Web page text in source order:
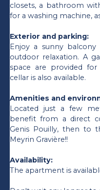
closets, a bathroom
for a washing machine,
Exterior and parking:
Enjoy a sunny
outdoor relaxation. A
space are provided for
cellar is also available.
Amenities and
Located just a few
benefit from a direct
Genis Pouilly, then to
Meyrin Gravière!!
Availability:
The apartment is